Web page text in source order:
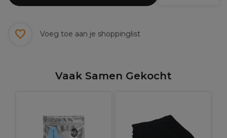
Voeg toe aan je shoppinglist
Vaak Samen Gekocht